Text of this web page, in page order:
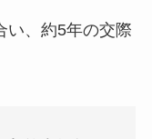
い、約5年の交際